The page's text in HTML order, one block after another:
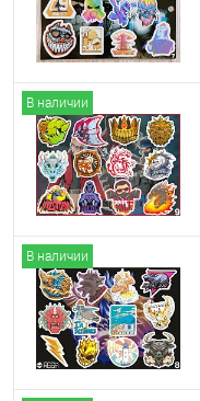
В наличии
В наличии